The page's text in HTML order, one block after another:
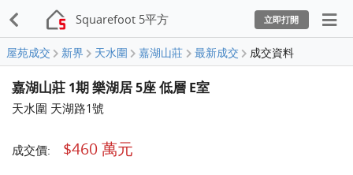
Squarefoot 5平方 立即打開
屋苑成交 新界 天水圍 嘉湖山莊 最新成交 成交資料
嘉湖山莊 1期 樂湖居 5座 低層 E室
天水圍 天湖路1號
成交價: $460 萬元